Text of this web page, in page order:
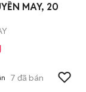
MAY, 20
7 đã bán